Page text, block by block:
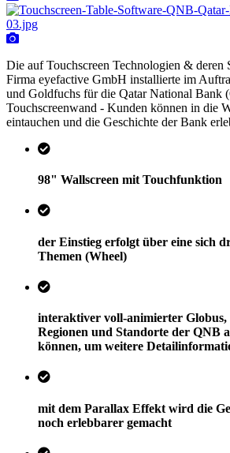
Die auf Touchscreen Technologien & deren
Firma eyefactive GmbH installierte im
und Goldfuchs für die Qatar National Bank
Touchscreenwand - Kunden können in die
eintauchen und die Geschichte der Bank
98" Wallscreen mit Touchfunktion
der Einstieg erfolgt über eine sich
Themen (Wheel)
interaktiver voll-animierter Globus,
Regionen und Standorte der QNB
können, um weitere
mit dem Parallax Effekt wird die
noch erlebbarer gemacht